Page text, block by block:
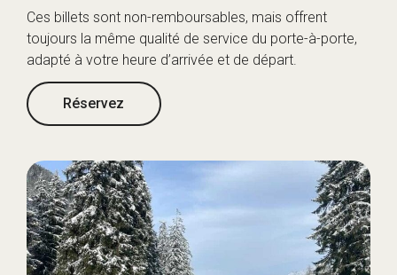
Ces billets sont non-remboursables, mais offrent
toujours la même qualité de service du porte-à-porte,
adapté à votre heure d’arrivée et de départ.
Réservez